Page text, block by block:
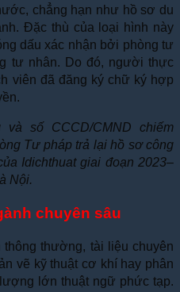
chẳng hạn như hồ sơ du
Đặc thù của loại hình này
dấu xác nhận bởi phòng tư
tư nhân. Do đó, người thực
viên đã đăng ký chữ ký hợp
số CCCD/CMND chiếm
Tư pháp trả lại hồ sơ công
Idichthuat giai đoạn 2023–
Nội.
chuyên sâu
thường, tài liệu chuyên
vẽ kỹ thuật cơ khí hay phân
lớn thuật ngữ phức tạp.